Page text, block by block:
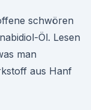
schwören
Öl. Lesen
man
aus Hanf